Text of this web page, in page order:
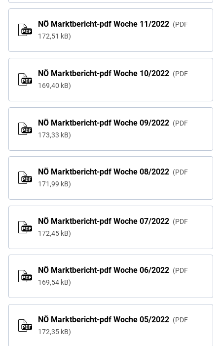
NÖ Marktbericht-pdf Woche 11/2022
PDF
172,51 kB
NÖ Marktbericht-pdf Woche 10/2022
PDF
169,40 kB
NÖ Marktbericht-pdf Woche 09/2022
PDF
173,33 kB
NÖ Marktbericht-pdf Woche 08/2022
PDF
171,99 kB
NÖ Marktbericht-pdf Woche 07/2022
PDF
172,45 kB
NÖ Marktbericht-pdf Woche 06/2022
PDF
169,54 kB
NÖ Marktbericht-pdf Woche 05/2022
PDF
172,35 kB